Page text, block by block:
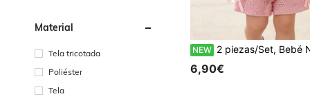
Material
Tela tricotada
Poliéster
Tela
NEW 2 piezas/Set, Bebé Niña, Suave y Cómodo, Casual Elegante Lindo, Top sin Mangas con Bordado Floral, Decoración de Lazo y Dobladillo con Volantes, Conjunto de Shorts de unicolor, Ropa de Bebé Niña, Ropa de Niña Pequeña, Conjunto de Ropa de Bebé Niña, Ropa de Bebé, Ropa de Niña, Suministros
6,90€